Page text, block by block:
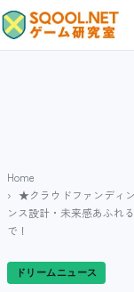
Home
★クラウドファンディ
ンス設計・未来感あふれ
で！
ドリームニュース